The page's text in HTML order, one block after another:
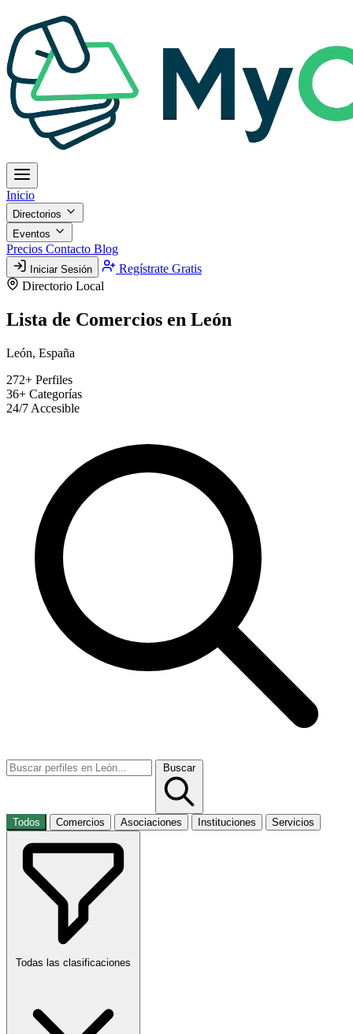
Inicio
Directorios
Eventos
Precios Contacto Blog
Iniciar Sesión
Regístrate Gratis
Directorio Local
Lista de Comercios en León
León, España
272+ Perfiles
36+ Categorías
24/7 Accesible
Buscar
Todos Comercios Asociaciones Instituciones Servicios
Todas las clasificaciones